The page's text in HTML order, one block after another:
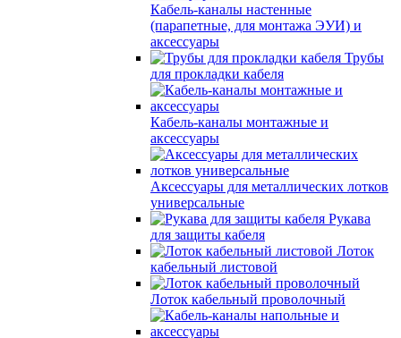
Кабель-каналы настенные
(парапетные, для монтажа ЭУИ) и
аксессуары
Трубы
для прокладки кабеля
Кабель-каналы монтажные и
аксессуары
Аксессуары для металлических лотков
универсальные
Рукава
для защиты кабеля
Лоток
кабельный листовой
Лоток кабельный проволочный